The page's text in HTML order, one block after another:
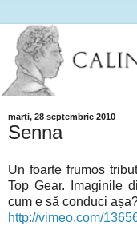
marți, 28 septembrie 2010
Senna
Un foarte frumos
Top Gear. Imaginile
cum e să conduci
http://vimeo.com/